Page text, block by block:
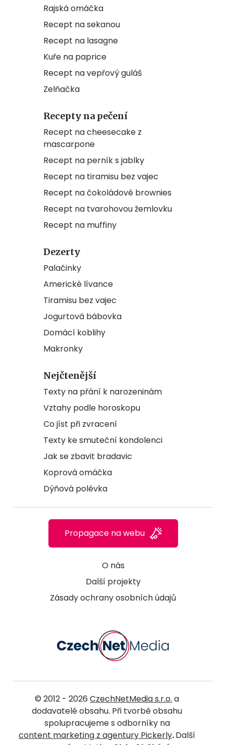
Rajská omáčka
Recept na sekanou
Recept na lasagne
Kuře na paprice
Recept na vepřový guláš
Zelňačka
Recepty na pečení
Recept na cheesecake z
mascarpone
Recept na perník s jablky
Recept na tiramisu bez vajec
Recept na čokoládové brownies
Recept na tvarohovou žemlovku
Recept na muffiny
Dezerty
Palačinky
Americké lívance
Tiramisu bez vajec
Jogurtová bábovka
Domácí koblihy
Makronky
Nejčtenější
Texty na přání k narozeninám
Vztahy podle horoskopu
Co jíst při zvracení
Texty ke smuteční kondolenci
Jak se zbavit bradavic
Koprová omáčka
Dýňová polévka
O nás
Další projekty
Zásady ochrany osobních údajů
Propagace na webu
© 2012 - 2026 CzechNetMedia s.r.o. a
dodavatelé obsahu. Při tvorbě obsahu
spolupracujeme s odborníky na
content marketing z agentury Pickerly.Další